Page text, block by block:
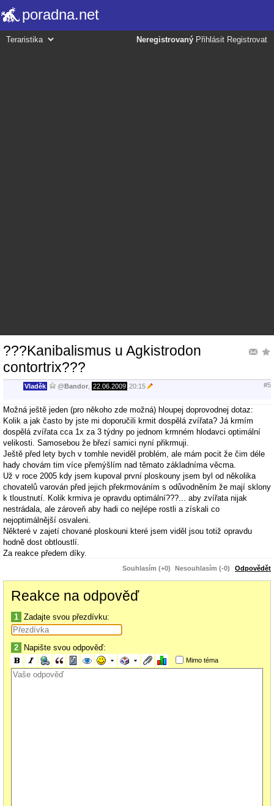
poradna.net
Neregistrovaný Přihlásit Registrovat
???Kanibalismus u Agkistrodon
contortrix???
Vladěk @Bandor 22.06.2009 20:15 #5
Možná ještě jeden (pro někoho zde možná) hloupej doprovodnej dotaz:
Kolik a jak často by jste mi doporučili krmit dospělá zvířata? Já krmím
dospělá zvířata cca 1x za 3 týdny po jednom krmném hlodavci optimální
velikosti. Samosebou že březí samici nyní přikrmuji.
Ještě před lety bych v tomhle neviděl problém, ale mám pocit že čim déle
hady chovám tim více přemýšlím nad těmato základníma věcma.
Už v roce 2005 kdy jsem kupoval první ploskouny jsem byl od několika
chovatelů varován před jejich překrmováním s odůvodněním že mají sklony
k tloustnutí. Kolik krmiva je opravdu optimální???... aby zvířata nijak
nestrádala, ale zároveň aby hadi co nejlépe rostli a získali co
nejoptimálnější osvaleni.
Některé v zajetí chované ploskouni které jsem viděl jsou totiž opravdu
hodně dost obtloustlí.
Za reakce předem díky.
Souhlasím (+0) Nesouhlasím (-0) Odpovědět
Reakce na odpověď
1 Zadajte svou přezdívku:
2 Napište svou odpověď:
Mimo téma